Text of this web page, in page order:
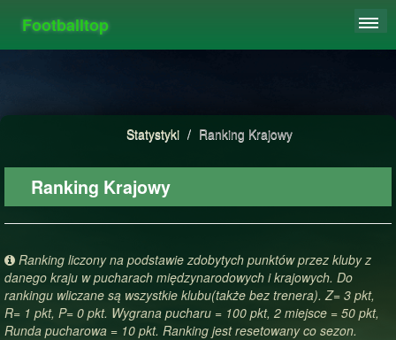
Footballtop
STATYSTYKI
Statystyki / Ranking Krajowy
Ranking Krajowy
Ranking liczony na podstawie zdobytych punktów przez kluby z
danego kraju w pucharach międzynarodowych i krajowych. Do
rankingu wliczane są wszystkie klubu(także bez trenera). Z= 3 pkt,
R= 1 pkt, P= 0 pkt. Wygrana pucharu = 100 pkt, 2 miejsce = 50 pkt,
Runda pucharowa = 10 pkt. Ranking jest resetowany co sezon.